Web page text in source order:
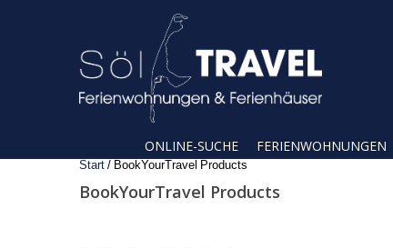
ONLINE-SUCHE FERIENWOHNUNGEN
Start/ BookYourTravel Products
BookYourTravel Products